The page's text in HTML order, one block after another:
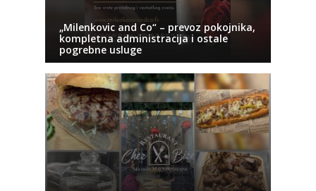
„Milenkovic and Co“ – prevoz pokojnika,
kompletna administracija i ostale
pogrebne usluge